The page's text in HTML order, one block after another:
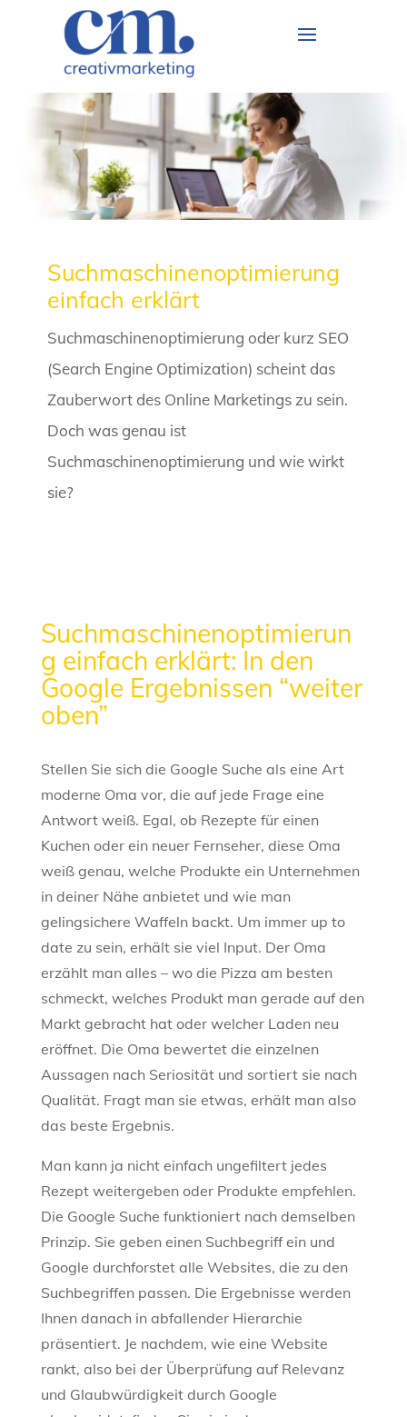
Suchmaschinenoptimierung
einfach erklärt
Suchmaschinenoptimierung oder kurz SEO
(Search Engine Optimization) scheint das
Zauberwort des Online Marketings zu sein.
Doch was genau ist
Suchmaschinenoptimierung und wie wirkt
sie?
Suchmaschinenoptimierun
g einfach erklärt: In den
Google Ergebnissen “weiter
oben”
Stellen Sie sich die Google Suche als eine Art
moderne Oma vor, die auf jede Frage eine
Antwort weiß. Egal, ob Rezepte für einen
Kuchen oder ein neuer Fernseher, diese Oma
weiß genau, welche Produkte ein Unternehmen
in deiner Nähe anbietet und wie man
gelingsichere Waffeln backt. Um immer up to
date zu sein, erhält sie viel Input. Der Oma
erzählt man alles – wo die Pizza am besten
schmeckt, welches Produkt man gerade auf den
Markt gebracht hat oder welcher Laden neu
eröffnet. Die Oma bewertet die einzelnen
Aussagen nach Seriosität und sortiert sie nach
Qualität. Fragt man sie etwas, erhält man also
das beste Ergebnis.
Man kann ja nicht einfach ungefiltert jedes
Rezept weitergeben oder Produkte empfehlen.
Die Google Suche funktioniert nach demselben
Prinzip. Sie geben einen Suchbegriff ein und
Google durchforstet alle Websites, die zu den
Suchbegriffen passen. Die Ergebnisse werden
Ihnen danach in abfallender Hierarchie
präsentiert. Je nachdem, wie eine Website
rankt, also bei der Überprüfung auf Relevanz
und Glaubwürdigkeit durch Google